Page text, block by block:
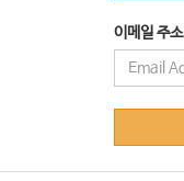
이메일 주소